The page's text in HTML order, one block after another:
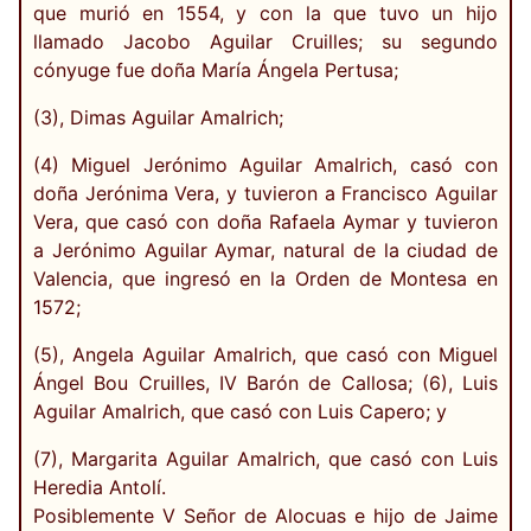
que murió en 1554, y con la que tuvo un hijo
llamado Jacobo Aguilar Cruilles; su segundo
cónyuge fue doña María Ángela Pertusa;
(3), Dimas Aguilar Amalrich;
(4) Miguel Jerónimo Aguilar Amalrich, casó con
doña Jerónima Vera, y tuvieron a Francisco Aguilar
Vera, que casó con doña Rafaela Aymar y tuvieron
a Jerónimo Aguilar Aymar, natural de la ciudad de
Valencia, que ingresó en la Orden de Montesa en
1572;
(5), Angela Aguilar Amalrich, que casó con Miguel
Ángel Bou Cruilles, IV Barón de Callosa; (6), Luis
Aguilar Amalrich, que casó con Luis Capero; y
(7), Margarita Aguilar Amalrich, que casó con Luis
Heredia Antolí.
Posiblemente V Señor de Alocuas e hijo de Jaime